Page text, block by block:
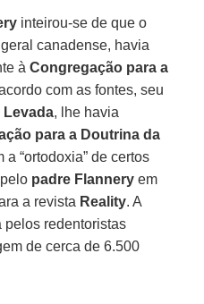
inteirou-se de que o
canadense, havia
àCongregação para a
com as fontes, seu
Levada, lhe havia
para a Doutrina da
“ortodoxia” de certos
padre Flannery em
a revista Reality. A
pelos redentoristas
de cerca de 6.500